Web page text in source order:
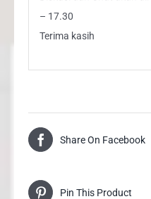
– 17.30
Terima kasih
Share On Facebook
Pin This Product